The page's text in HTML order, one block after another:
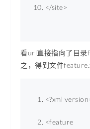
</site>
看url直接指向了目
之，得到文件
<?xml version
<feature